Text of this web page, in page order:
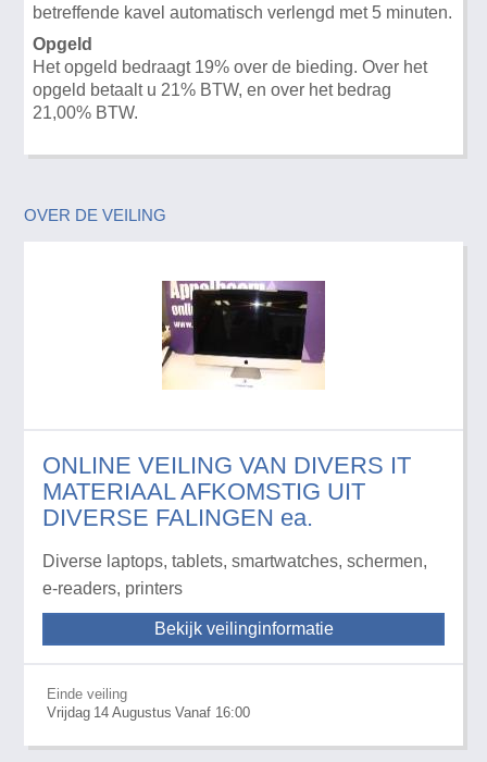
betreffende kavel automatisch verlengd met 5 minuten.
Opgeld
Het opgeld bedraagt 19% over de bieding. Over het
opgeld betaalt u 21% BTW, en over het bedrag
21,00% BTW.
OVER DE VEILING
ONLINE VEILING VAN DIVERS IT
MATERIAAL AFKOMSTIG UIT
DIVERSE FALINGEN ea.
Diverse laptops, tablets, smartwatches, schermen,
e-readers, printers
Bekijk veilinginformatie
Einde veiling
Vrijdag 14 Augustus Vanaf 16:00